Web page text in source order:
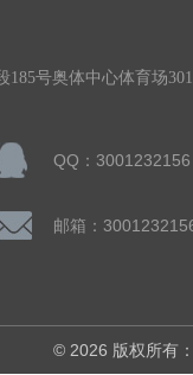
185号奥体中心体育场
QQ：3001232156
邮箱：
© 2026 版权所有